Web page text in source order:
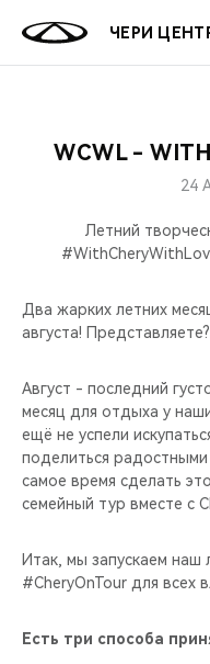
ЧЕРИ
НОВИНКИ
ПОДДЕРЖКА
CHERY CONNECT
CHERY В СОЦСЕТЯХ
ЛЮДИ CHERY
БЛАГОТВОРИТЕЛЬНОСТЬ
CHERY REMOTE
CHERY И СПОРТ
О
WCWL -
24
Летний
Два жарких летних
августа!
Август - последний
месяц для отдыха у
ещё не успели
поделиться
самое время сделать
семейный тур вместе с
Итак, мы запускаем наш
#CheryOnTour для всех
Есть три способа